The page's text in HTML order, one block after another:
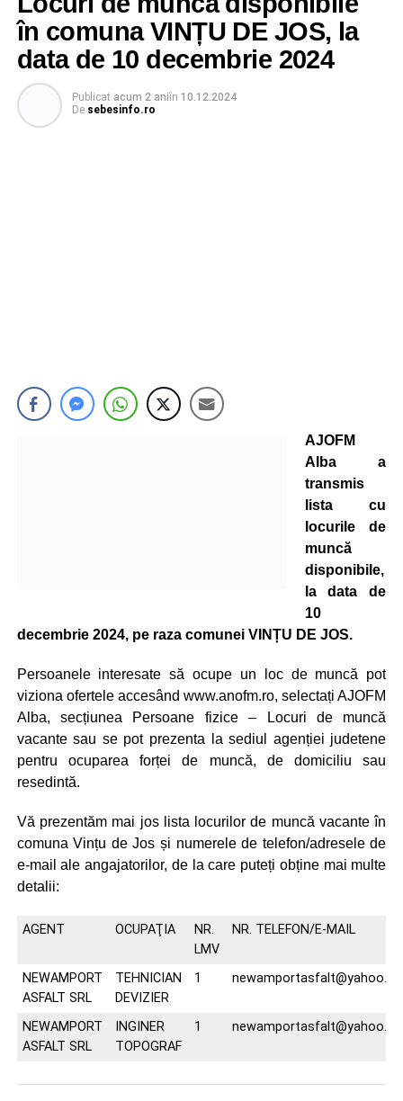
în comuna VINȚU DE JOS, la
data de 10 decembrie 2024
Publicat acum 2 aniîn 10.12.2024
De sebesinfo.ro
AJOFM
Alba a
transmis
lista cu
locurile de
muncă
disponibile,
la data de
10
decembrie 2024, pe raza comunei VINȚU DE JOS.
Persoanele interesate să ocupe un loc de muncă pot
viziona ofertele accesând www.anofm.ro, selectați AJOFM
Alba, secțiunea Persoane fizice – Locuri de muncă
vacante sau se pot prezenta la sediul agenției judetene
pentru ocuparea forței de muncă, de domiciliu sau
resedintă.
Vă prezentăm mai jos lista locurilor de muncă vacante în
comuna Vințu de Jos și numerele de telefon/adresele de
e-mail ale angajatorilor, de la care puteți obține mai multe
detalii:
AGENT OCUPAŢIA
NR.
LMV
NR. TELEFON/E-MAIL
NEWAMPORT
ASFALT SRL
TEHNICIAN
DEVIZIER
1
NEWAMPORT
ASFALT SRL
INGINER
TOPOGRAF
1